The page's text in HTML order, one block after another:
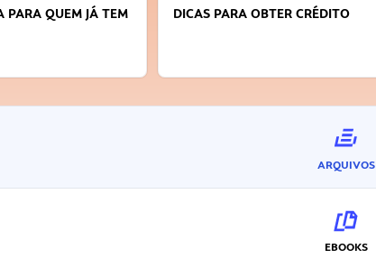
PARA QUEM JÁ TEM
DICAS PARA OBTER CRÉDITO
ARQUIVOS
EBOOKS